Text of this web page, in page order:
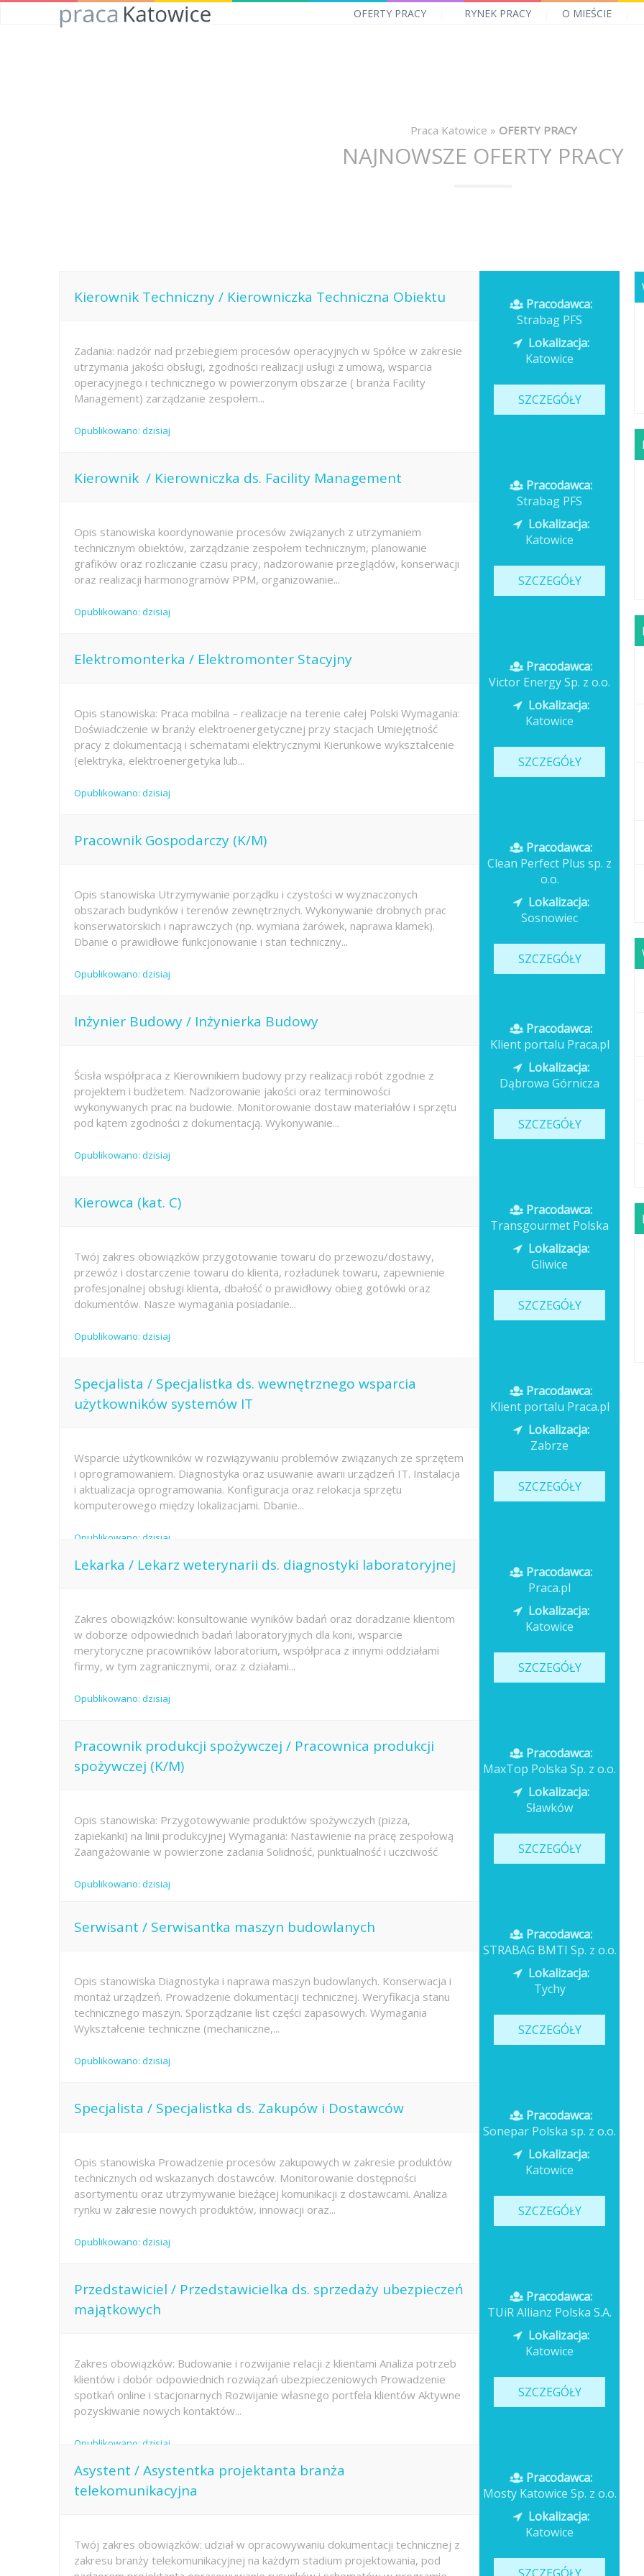
OFERTY PRACY RYNEK PRACY O MIEŚCIE
Praca Katowice » OFERTY PRACY
NAJNOWSZE OFERTY PRACY
Kierownik Techniczny / Kierowniczka Techniczna Obiektu
Zadania: nadzór nad przebiegiem procesów operacyjnych w Spółce w zakresie
utrzymania jakości obsługi, zgodności realizacji usługi z umową, wsparcia
operacyjnego i technicznego w powierzonym obszarze ( branża Facility
Management) zarządzanie zespołem...
Opublikowano: dzisiaj
Pracodawca:
Strabag PFS
Lokalizacja:
Katowice
SZCZEGÓŁY
Kierownik / Kierowniczka ds. Facility Management
Opis stanowiska koordynowanie procesów związanych z utrzymaniem
technicznym obiektów, zarządzanie zespołem technicznym, planowanie
grafików oraz rozliczanie czasu pracy, nadzorowanie przeglądów, konserwacji
oraz realizacji harmonogramów PPM, organizowanie...
Opublikowano: dzisiaj
Pracodawca:
Strabag PFS
Lokalizacja:
Katowice
SZCZEGÓŁY
Elektromonterka / Elektromonter Stacyjny
Opis stanowiska: Praca mobilna – realizacje na terenie całej Polski Wymagania:
Doświadczenie w branży elektroenergetycznej przy stacjach Umiejętność
pracy z dokumentacją i schematami elektrycznymi Kierunkowe wykształcenie
(elektryka, elektroenergetyka lub...
Opublikowano: dzisiaj
Pracodawca:
Victor Energy Sp. z o.o.
Lokalizacja:
Katowice
SZCZEGÓŁY
Pracownik Gospodarczy (K/M)
Opis stanowiska Utrzymywanie porządku i czystości w wyznaczonych
obszarach budynków i terenów zewnętrznych. Wykonywanie drobnych prac
konserwatorskich i naprawczych (np. wymiana żarówek, naprawa klamek).
Dbanie o prawidłowe funkcjonowanie i stan techniczny...
Opublikowano: dzisiaj
Pracodawca:
Clean Perfect Plus sp. z
o.o.
Lokalizacja:
Sosnowiec
SZCZEGÓŁY
Inżynier Budowy / Inżynierka Budowy
Ścisła współpraca z Kierownikiem budowy przy realizacji robót zgodnie z
projektem i budżetem. Nadzorowanie jakości oraz terminowości
wykonywanych prac na budowie. Monitorowanie dostaw materiałów i sprzętu
pod kątem zgodności z dokumentacją. Wykonywanie...
Opublikowano: dzisiaj
Pracodawca:
Klient portalu Praca.pl
Lokalizacja:
Dąbrowa Górnicza
SZCZEGÓŁY
Kierowca (kat. C)
Twój zakres obowiązków przygotowanie towaru do przewozu/dostawy,
przewóz i dostarczenie towaru do klienta, rozładunek towaru, zapewnienie
profesjonalnej obsługi klienta, dbałość o prawidłowy obieg gotówki oraz
dokumentów. Nasze wymagania posiadanie...
Opublikowano: dzisiaj
Pracodawca:
Transgourmet Polska
Lokalizacja:
Gliwice
SZCZEGÓŁY
Specjalista / Specjalistka ds. wewnętrznego wsparcia
użytkowników systemów IT
Wsparcie użytkowników w rozwiązywaniu problemów związanych ze sprzętem
i oprogramowaniem. Diagnostyka oraz usuwanie awarii urządzeń IT. Instalacja
i aktualizacja oprogramowania. Konfiguracja oraz relokacja sprzętu
komputerowego między lokalizacjami. Dbanie...
Opublikowano: dzisiaj
Pracodawca:
Klient portalu Praca.pl
Lokalizacja:
Zabrze
SZCZEGÓŁY
Lekarka / Lekarz weterynarii ds. diagnostyki laboratoryjnej
Zakres obowiązków: konsultowanie wyników badań oraz doradzanie klientom
w doborze odpowiednich badań laboratoryjnych dla koni, wsparcie
merytoryczne pracowników laboratorium, współpraca z innymi oddziałami
firmy, w tym zagranicznymi, oraz z działami...
Opublikowano: dzisiaj
Pracodawca:
Praca.pl
Lokalizacja:
Katowice
SZCZEGÓŁY
Pracownik produkcji spożywczej / Pracownica produkcji
spożywczej (K/M)
Opis stanowiska: Przygotowywanie produktów spożywczych (pizza,
zapiekanki) na linii produkcyjnej Wymagania: Nastawienie na pracę zespołową
Zaangażowanie w powierzone zadania Solidność, punktualność i uczciwość
Opublikowano: dzisiaj
Pracodawca:
MaxTop Polska Sp. z o.o.
Lokalizacja:
Sławków
SZCZEGÓŁY
Serwisant / Serwisantka maszyn budowlanych
Opis stanowiska Diagnostyka i naprawa maszyn budowlanych. Konserwacja i
montaż urządzeń. Prowadzenie dokumentacji technicznej. Weryfikacja stanu
technicznego maszyn. Sporządzanie list części zapasowych. Wymagania
Wykształcenie techniczne (mechaniczne,...
Opublikowano: dzisiaj
Pracodawca:
STRABAG BMTI Sp. z o.o.
Lokalizacja:
Tychy
SZCZEGÓŁY
Specjalista / Specjalistka ds. Zakupów i Dostawców
Opis stanowiska Prowadzenie procesów zakupowych w zakresie produktów
technicznych od wskazanych dostawców. Monitorowanie dostępności
asortymentu oraz utrzymywanie bieżącej komunikacji z dostawcami. Analiza
rynku w zakresie nowych produktów, innowacji oraz...
Opublikowano: dzisiaj
Pracodawca:
Sonepar Polska sp. z o.o.
Lokalizacja:
Katowice
SZCZEGÓŁY
Przedstawiciel / Przedstawicielka ds. sprzedaży ubezpieczeń
majątkowych
Zakres obowiązków: Budowanie i rozwijanie relacji z klientami Analiza potrzeb
klientów i dobór odpowiednich rozwiązań ubezpieczeniowych Prowadzenie
spotkań online i stacjonarnych Rozwijanie własnego portfela klientów Aktywne
pozyskiwanie nowych kontaktów...
Opublikowano: dzisiaj
Pracodawca:
TUiR Allianz Polska S.A.
Lokalizacja:
Katowice
SZCZEGÓŁY
Asystent / Asystentka projektanta branża
telekomunikacyjna
Twój zakres obowiązków: udział w opracowywaniu dokumentacji technicznej z
zakresu branży telekomunikacyjnej na każdym stadium projektowania, pod
Pracodawca:
Mosty Katowice Sp. z o.o.
Lokalizacja:
Katowice